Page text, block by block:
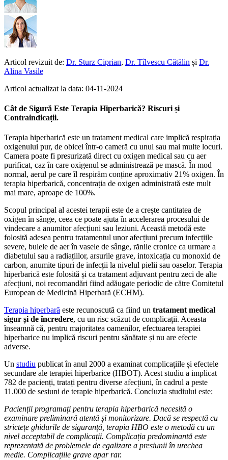
Articol revizuit de: Dr. Sturz Ciprian, Dr. Tîlvescu Cătălin și Dr.
Alina Vasile
Articol actualizat la data: 04-11-2024
Cât de Sigură Este Terapia Hiperbarică? Riscuri și
Contraindicații.
Terapia hiperbarică este un tratament medical care implică respirația
oxigenului pur, de obicei într-o cameră cu unul sau mai multe locuri.
Camera poate fi presurizată direct cu oxigen medical sau cu aer
purificat, caz în care oxigenul se administrează pe mască. În mod
normal, aerul pe care îl respirăm conține aproximativ 21% oxigen. În
terapia hiperbarică, concentrația de oxigen administrată este mult
mai mare, aproape de 100%.
Scopul principal al acestei terapii este de a crește cantitatea de
oxigen în sânge, ceea ce poate ajuta în accelerarea procesului de
vindecare a anumitor afecțiuni sau leziuni. Această metodă este
folosită adesea pentru tratamentul unor afecțiuni precum infecțiile
severe, bulele de aer în vasele de sânge, rănile cronice ca urmare a
diabetului sau a radiațiilor, arsurile grave, intoxicația cu monoxid de
carbon, anumite tipuri de infecții la nivelul pielii sau oaselor. Terapia
hiperbarică este folosită și ca tratament adjuvant pentru zeci de alte
afecțiuni, noi recomandări fiind adăugate periodic de către Comitetul
European de Medicină Hiperbară (ECHM).
Terapia hiperbară este recunoscută ca fiind un tratament medical
sigur și de încredere, cu un risc scăzut de complicații. Aceasta
înseamnă că, pentru majoritatea oamenilor, efectuarea terapiei
hiperbarice nu implică riscuri pentru sănătate și nu are efecte
adverse.
Un studiu publicat în anul 2000 a examinat complicațiile și efectele
secundare ale terapiei hiperbarice (HBOT). Acest studiu a implicat
782 de pacienți, tratați pentru diverse afecțiuni, în cadrul a peste
11.000 de sesiuni de terapie hiperbarică. Concluzia studiului este:
Pacienții programați pentru terapia hiperbarică necesită o
examinare preliminară atentă și monitorizare. Dacă se respectă cu
strictețe ghidurile de siguranță, terapia HBO este o metodă cu un
nivel acceptabil de complicații. Complicația predominantă este
reprezentată de problemele de egalizare a presiunii în urechea
medie. Complicațiile grave apar rar.